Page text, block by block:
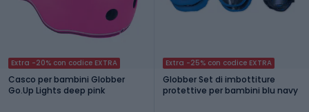
Extra -20% con codice EXTRA
Casco per bambini Globber
Go.Up Lights deep pink
Extra -25% con codice EXTRA
Globber Set di imbottiture
protettive per bambini blu navy